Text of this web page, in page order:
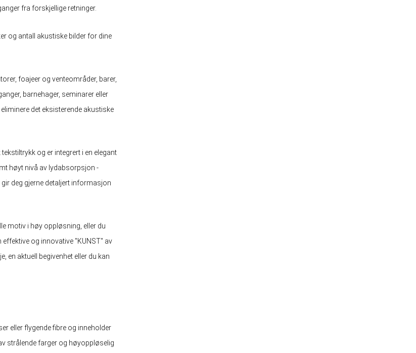
fra forskjellige retninger.
og antall akustiske bilder for dine
foajeer og venteområder, barer,
barnehager, seminarer eller
det eksisterende akustiske
og er integrert i en elegant
høyt nivå av lydabsorpsjon -
deg gjerne detaljert informasjon
motiv i høy oppløsning, eller du
og innovative "KUNST" av
en aktuell begivenhet eller du kan
eller flygende fibre og inneholder
strålende farger og høyoppløselig